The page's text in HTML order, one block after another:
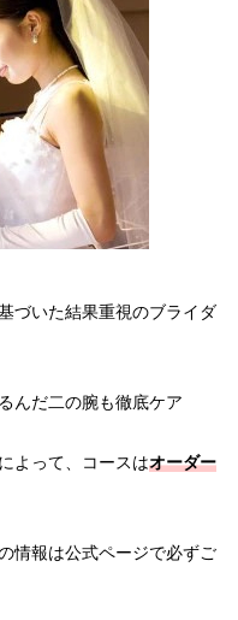
づいた結果重視のブライダ
んだ二の腕も徹底ケア
よって、コースはオーダー
情報は公式ページで必ずご